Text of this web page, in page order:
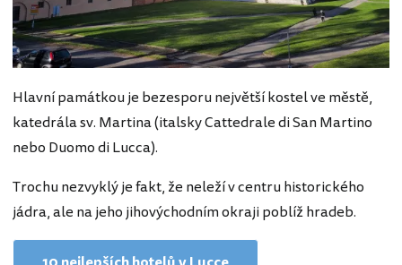
Hlavní památkou je bezesporu největší kostel ve městě,
katedrála sv. Martina (italsky Cattedrale di San Martino
nebo Duomo di Lucca).
Trochu nezvyklý je fakt, že neleží v centru historického
jádra, ale na jeho jihovýchodním okraji poblíž hradeb.